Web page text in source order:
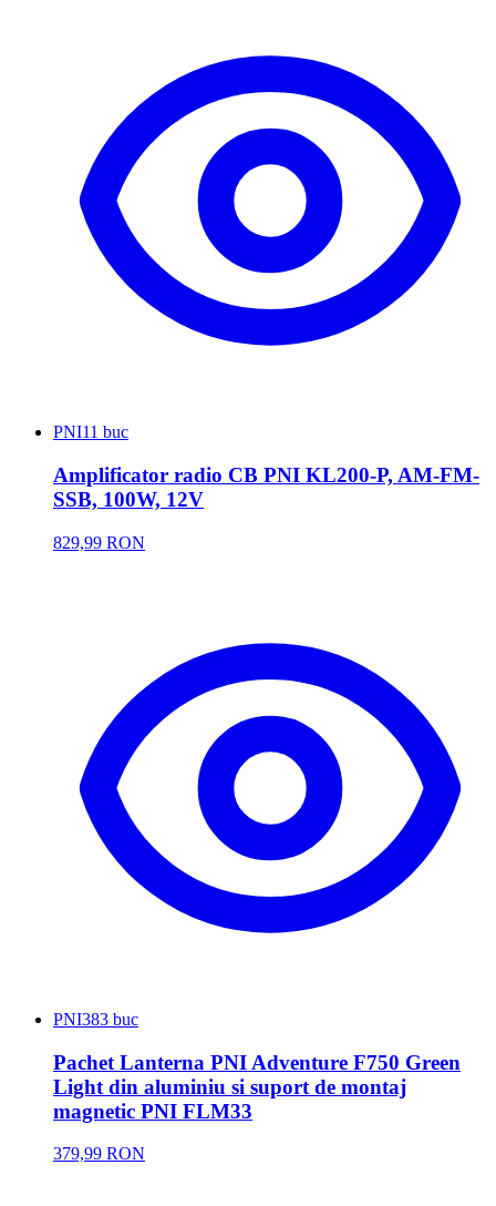
PNI11 buc
Amplificator radio CB PNI KL200-P, AM-FM-
SSB, 100W, 12V
829,99 RON
PNI383 buc
Pachet Lanterna PNI Adventure F750 Green
Light din aluminiu si suport de montaj
magnetic PNI FLM33
379,99 RON